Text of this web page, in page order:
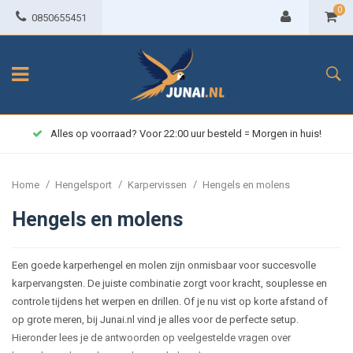
0850655451
0
Alles op voorraad? Voor 22:00 uur besteld = Morgen in huis!
Home / Hengelsport / Karpervissen / Hengels en molens
Hengels en molens
Een goede karperhengel en molen zijn onmisbaar voor succesvolle
karpervangsten. De juiste combinatie zorgt voor kracht, souplesse en
controle tijdens het werpen en drillen. Of je nu vist op korte afstand of
op grote meren, bij Junai.nl vind je alles voor de perfecte setup.
Hieronder lees je de antwoorden op veelgestelde vragen over